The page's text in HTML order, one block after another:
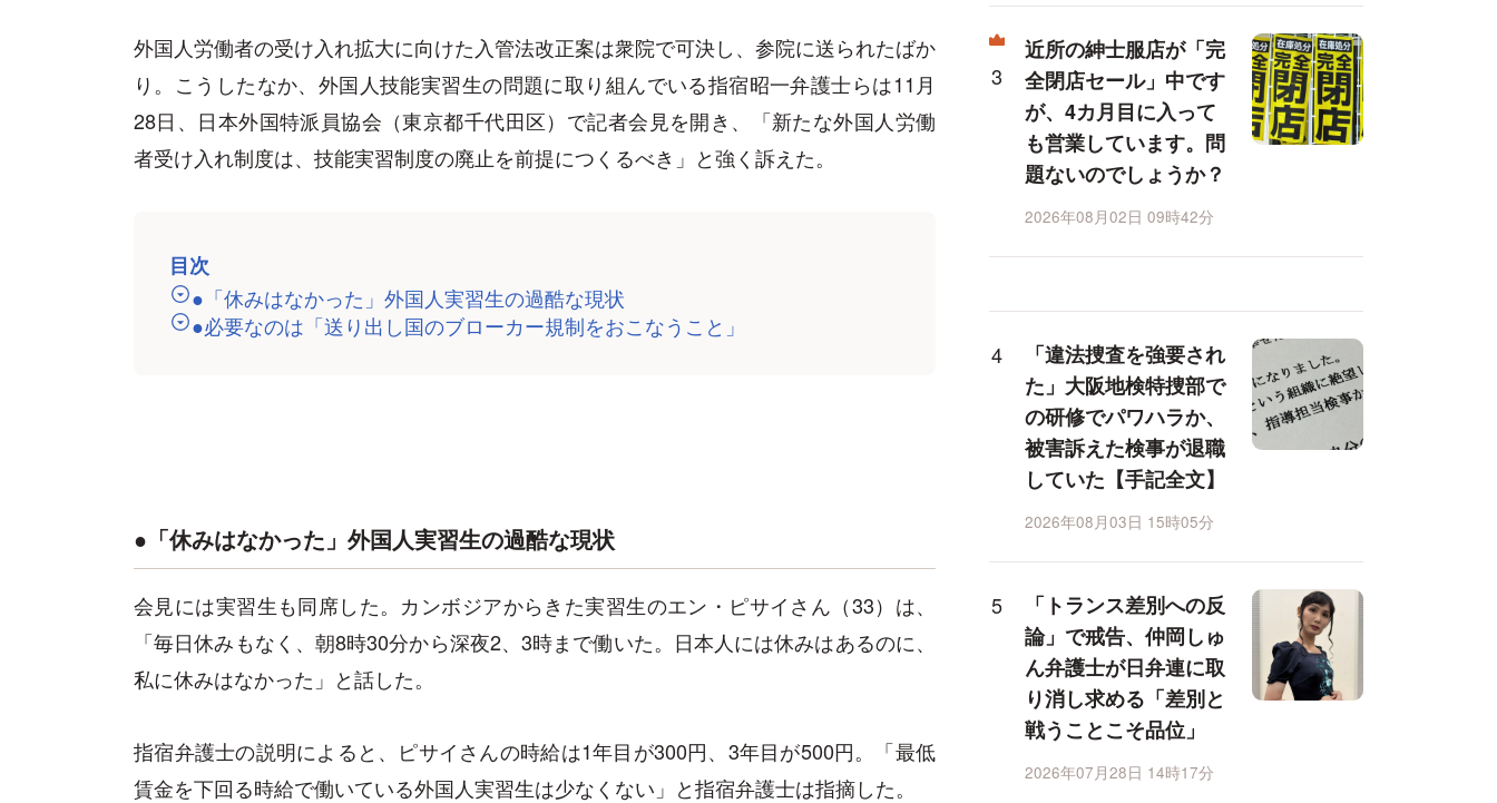
外国人労働者の受け入れ拡大に向けた入管法改正案は衆院で可決し、参院に送られたばか
り。こうしたなか、外国人技能実習生の問題に取り組んでいる指宿昭一弁護士らは11月
28日、日本外国特派員協会（東京都千代田区）で記者会見を開き、「新たな外国人労働
者受け入れ制度は、技能実習制度の廃止を前提につくるべき」と強く訴えた。
目次
●「休みはなかった」外国人実習生の過酷な現状
●必要なのは「送り出し国のブローカー規制をおこなうこと」
●「休みはなかった」外国人実習生の過酷な現状
会見には実習生も同席した。カンボジアからきた実習生のエン・ピサイさん（33）は、
「毎日休みもなく、朝8時30分から深夜2、3時まで働いた。日本人には休みはあるのに、
私に休みはなかった」と話した。
指宿弁護士の説明によると、ピサイさんの時給は1年目が300円、3年目が500円。「最低
賃金を下回る時給で働いている外国人実習生は少なくない」と指宿弁護士は指摘した。
近所の紳士服店が「完
全閉店セール」中です
が、4カ月目に入って
も営業しています。問
題ないのでしょうか？
2026年08月02日 09時42分
「違法捜査を強要され
た」大阪地検特捜部で
の研修でパワハラか、
被害訴えた検事が退職
していた【手記全文】
2026年08月03日 15時05分
「トランス差別への反
論」で戒告、仲岡しゅ
ん弁護士が日弁連に取
り消し求める「差別と
戦うことこそ品位」
2026年07月28日 14時17分